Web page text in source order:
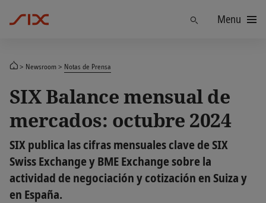
Menu
Newsroom Notas de Prensa
SIX Balance mensual de
mercados: octubre 2024
SIX publica las cifras mensuales clave de SIX
Swiss Exchange y BME Exchange sobre la
actividad de negociación y cotización en Suiza y
en España.